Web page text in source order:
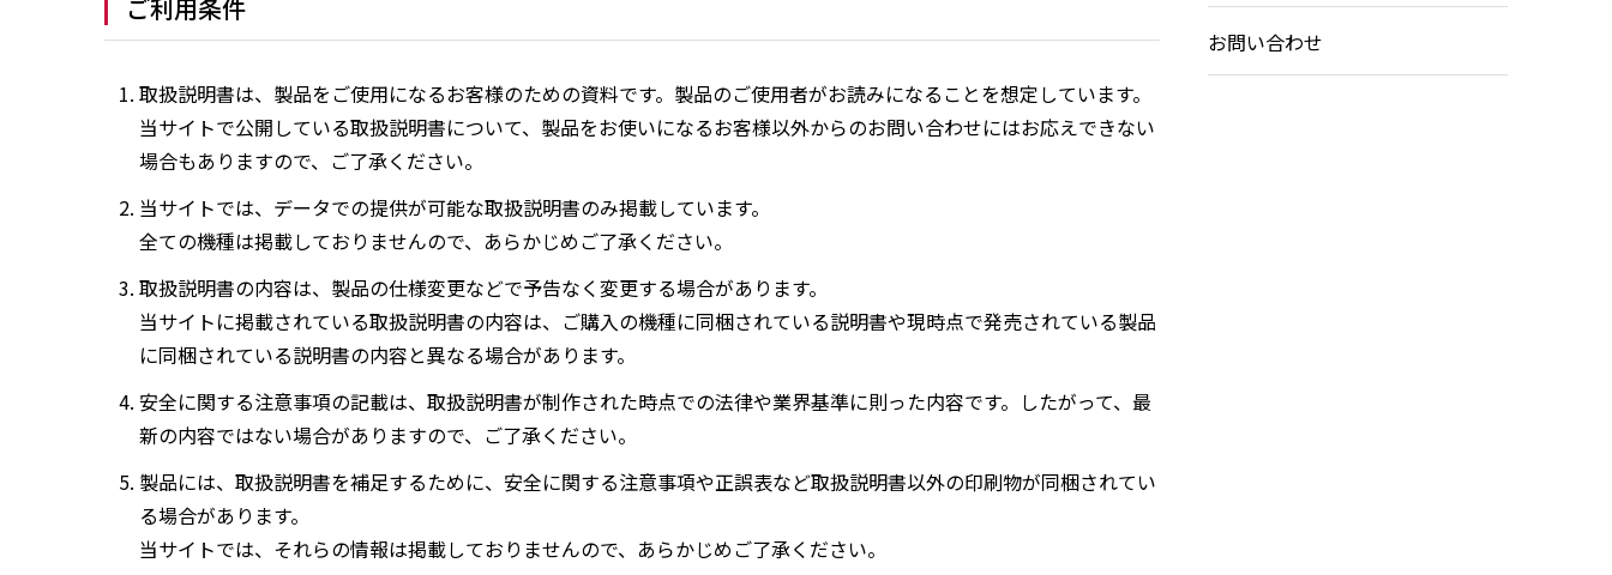
ご利用条件
取扱説明書は、製品をご使用になるお客様のための資料です。製品のご使用者がお読みになることを想定しています。
当サイトで公開している取扱説明書について、製品をお使いになるお客様以外からのお問い合わせにはお応えできない
場合もありますので、ご了承ください。
当サイトでは、データでの提供が可能な取扱説明書のみ掲載しています。
全ての機種は掲載しておりませんので、あらかじめご了承ください。
取扱説明書の内容は、製品の仕様変更などで予告なく変更する場合があります。
当サイトに掲載されている取扱説明書の内容は、ご購入の機種に同梱されている説明書や現時点で発売されている製品
に同梱されている説明書の内容と異なる場合があります。
安全に関する注意事項の記載は、取扱説明書が制作された時点での法律や業界基準に則った内容です。したがって、最
新の内容ではない場合がありますので、ご了承ください。
製品には、取扱説明書を補足するために、安全に関する注意事項や正誤表など取扱説明書以外の印刷物が同梱されてい
る場合があります。
当サイトでは、それらの情報は掲載しておりませんので、あらかじめご了承ください。
お問い合わせ